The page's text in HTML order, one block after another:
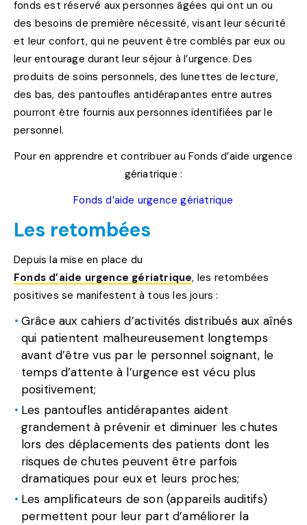
fonds est réservé aux personnes âgées qui ont un ou
des besoins de première nécessité, visant leur sécurité
et leur confort, qui ne peuvent être comblés par eux ou
leur entourage durant leur séjour à l’urgence. Des
produits de soins personnels, des lunettes de lecture,
des bas, des pantoufles antidérapantes entre autres
pourront être fournis aux personnes identifiées par le
personnel.
Pour en apprendre et contribuer au Fonds d’aide urgence
gériatrique :
Fonds d’aide urgence gériatrique
Les retombées
Depuis la mise en place du
Fonds d’aide urgence gériatrique, les retombées
positives se manifestent à tous les jours :
Grâce aux cahiers d’activités distribués aux aînés
qui patientent malheureusement longtemps
avant d’être vus par le personnel soignant, le
temps d’attente à l’urgence est vécu plus
positivement;
Les pantoufles antidérapantes aident
grandement à prévenir et diminuer les chutes
lors des déplacements des patients dont les
risques de chutes peuvent être parfois
dramatiques pour eux et leurs proches;
Les amplificateurs de son (appareils auditifs)
permettent pour leur part d’améliorer la